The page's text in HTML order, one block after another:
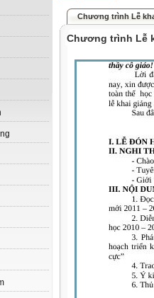
Chương trình Lễ
Chương trình Lễ